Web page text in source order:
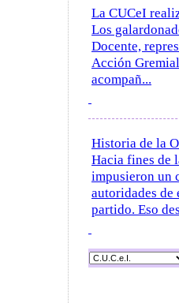
La CUCeI
Los
Docente,
Acción
acompañ...
Historia de la
Hacia fines de
impusieron un
autoridades de
partido. Eso